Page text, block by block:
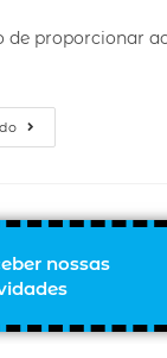
de proporcionar
nossas